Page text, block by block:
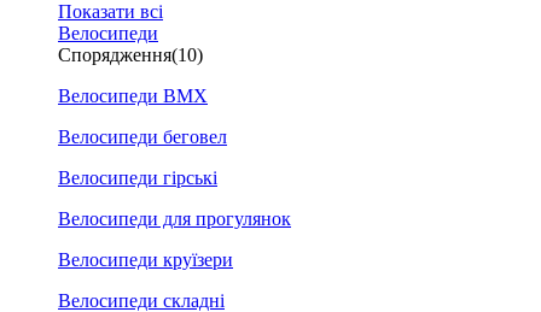
Показати всі
Велосипеди
Спорядження(10)
Велосипеди BMX
Велосипеди беговел
Велосипеди гірські
Велосипеди для прогулянок
Велосипеди круїзери
Велосипеди складні